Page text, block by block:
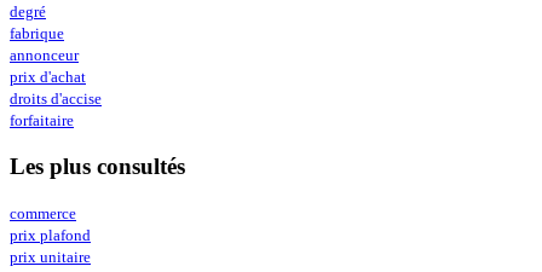
degré
fabrique
annonceur
prix d'achat
droits d'accise
forfaitaire
Les plus consultés
commerce
prix plafond
prix unitaire